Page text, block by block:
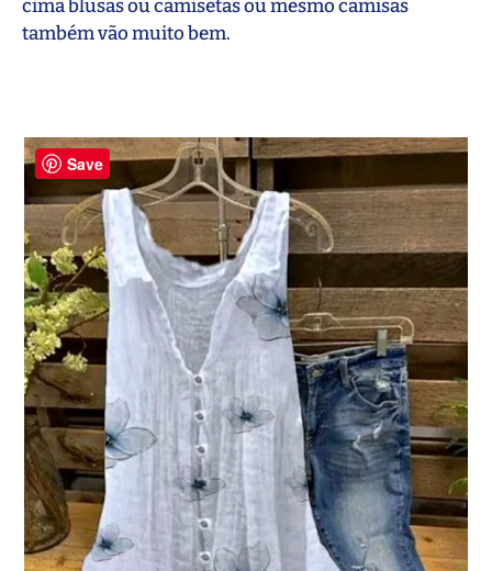
cima blusas ou camisetas ou mesmo camisas
também vão muito bem.
Save